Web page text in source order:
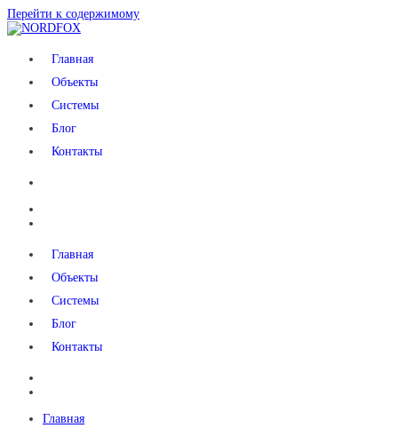
Перейти к содержимому
NORDFOXГлавная
Объекты
Системы
Блог
Контакты
Главная
Объекты
Системы
Блог
Контакты
Главная